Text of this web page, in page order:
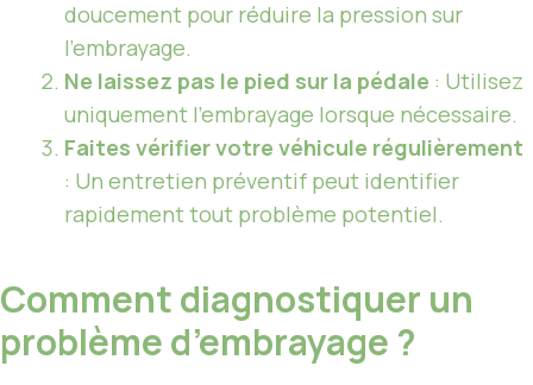
doucement pour réduire la pression sur
l’embrayage.
Ne laissez pas le pied sur la pédale : Utilisez
uniquement l’embrayage lorsque nécessaire.
Faites vérifier votre véhicule régulièrement
: Un entretien préventif peut identifier
rapidement tout problème potentiel.
Comment diagnostiquer un
problème d’embrayage ?